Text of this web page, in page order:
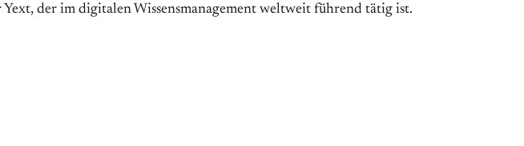
der im digitalen Wissensmanagement weltweit führend tätig ist.